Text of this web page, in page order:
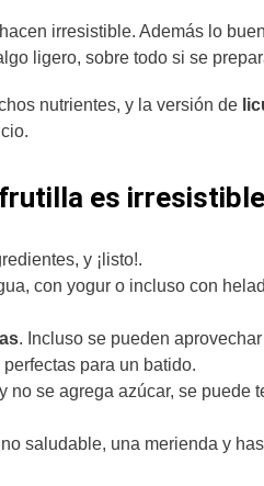
irresistible. Además lo
ligero, sobre todo si se
nutrientes, y la versión de
es irresistible
y ¡listo!.
con yogur o incluso con
. Incluso se pueden
para un batido.
no se agrega azúcar, se puede
saludable, una merienda y